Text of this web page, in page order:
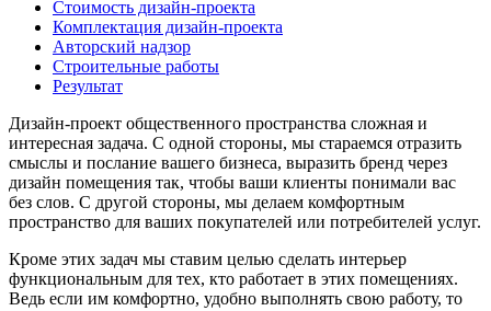
Стоимость дизайн-проекта
Комплектация дизайн-проекта
Авторский надзор
Строительные работы
Результат
Дизайн-проект общественного пространства сложная и
интересная задача. С одной стороны, мы стараемся отразить
смыслы и послание вашего бизнеса, выразить бренд через
дизайн помещения так, чтобы ваши клиенты понимали вас
без слов. С другой стороны, мы делаем комфортным
пространство для ваших покупателей или потребителей услуг.
Кроме этих задач мы ставим целью сделать интерьер
функциональным для тех, кто работает в этих помещениях.
Ведь если им комфортно, удобно выполнять свою работу, то